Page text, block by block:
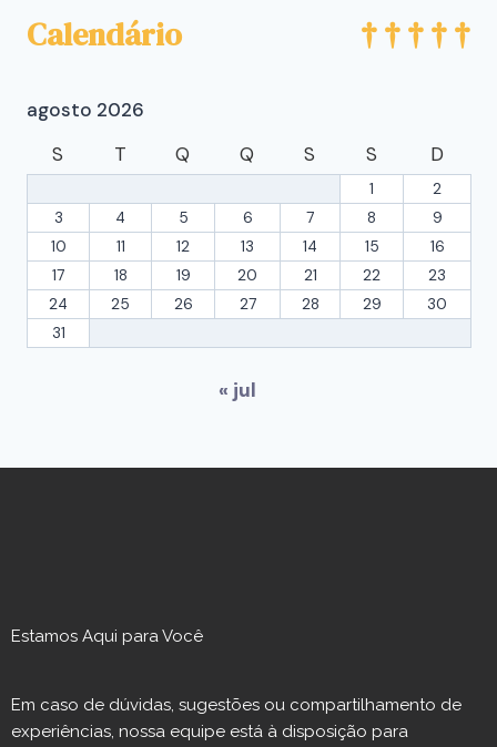
Calendário
agosto 2026
S
T Q Q S S D
1
2
3
4 5 6 7 8
9
10
11 12 13 14 15
16
17
18 19 20 21 22
23
24
25 26 27 28 29
30
31
« jul
Estamos Aqui para Você
Em caso de dúvidas, sugestões ou compartilhamento de
experiências, nossa equipe está à disposição para